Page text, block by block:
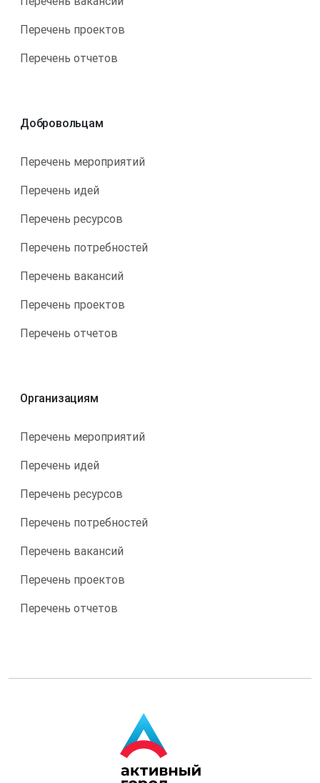
Перечень проектов
Перечень отчетов
Добровольцам
Перечень мероприятий
Перечень идей
Перечень ресурсов
Перечень потребностей
Перечень вакансий
Перечень проектов
Перечень отчетов
Организациям
Перечень мероприятий
Перечень идей
Перечень ресурсов
Перечень потребностей
Перечень вакансий
Перечень проектов
Перечень отчетов